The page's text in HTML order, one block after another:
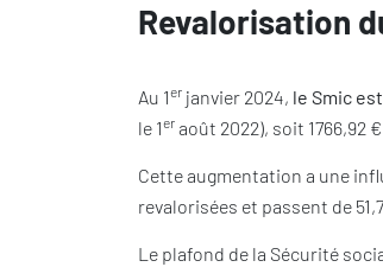
Revalorisation
Au 1er janvier 2024, le Smic
le 1er août 2022), soit 1766,92
Cette augmentation a une
revalorisées et passent de
Le plafond de la Sécurité